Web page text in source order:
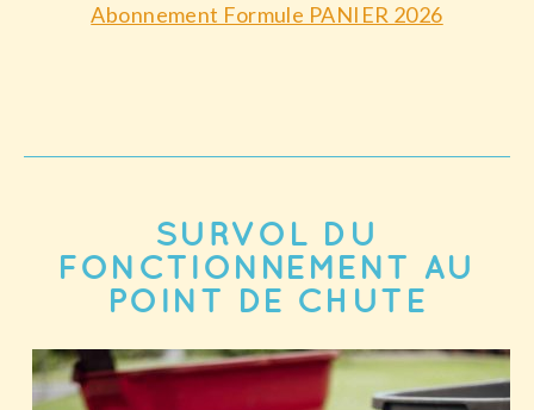
Abonnement Formule PANIER 2026
SURVOL DU
FONCTIONNEMENT AU
POINT DE CHUTE